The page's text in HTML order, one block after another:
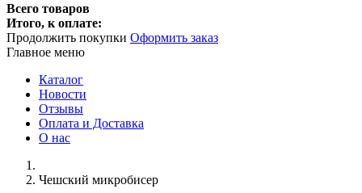
Всего товаров
Итого, к оплате:
Продолжить покупки Оформить заказ
Главное меню
Каталог
Новости
Отзывы
Оплата и Доставка
О нас
Чешский микробисер